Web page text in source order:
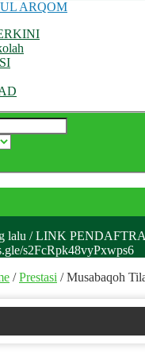
lalu / LINK
s2FcRpk48vyPxwps6
/Prestasi /Musabaqoh